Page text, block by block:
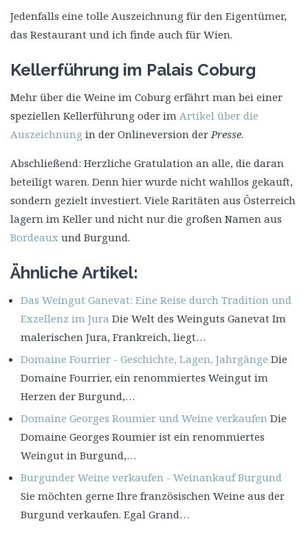
Jedenfalls eine tolle Auszeichnung für den Eigentümer,
das Restaurant und ich finde auch für Wien.
Kellerführung im Palais Coburg
Mehr über die Weine im Coburg erfährt man bei einer
speziellen Kellerführung oder im Artikel über die
Auszeichnung in der Onlineversion derPresse.
Abschließend: Herzliche Gratulation an alle, die daran
beteiligt waren. Denn hier wurde nicht wahllos gekauft,
sondern gezielt investiert. Viele Raritäten aus Österreich
lagern im Keller und nicht nur die großen Namen aus
Bordeaux und Burgund.
Ähnliche Artikel:
Das Weingut Ganevat: Eine Reise durch Tradition und
Exzellenz im Jura Die Welt des Weinguts Ganevat Im
malerischen Jura, Frankreich, liegt…
Domaine Fourrier - Geschichte, Lagen, Jahrgänge Die
Domaine Fourrier, ein renommiertes Weingut im
Herzen der Burgund,…
Domaine Georges Roumier und Weine verkaufen Die
Domaine Georges Roumier ist ein renommiertes
Weingut in Burgund,…
Burgunder Weine verkaufen - Weinankauf Burgund
Sie möchten gerne Ihre französischen Weine aus der
Burgund verkaufen. Egal Grand…